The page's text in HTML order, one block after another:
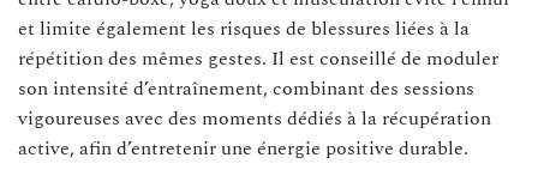
et limite également les risques de blessures liées à la
répétition des mêmes gestes. Il est conseillé de moduler
son intensité d’entraînement, combinant des sessions
vigoureuses avec des moments dédiés à la récupération
active, afin d’entretenir une énergie positive durable.